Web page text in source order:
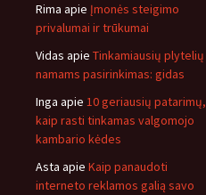
Rima apie Įmonės steigimo
privalumai ir trūkumai
Vidas apie Tinkamiausių plytelių
namams pasirinkimas: gidas
Inga apie 10 geriausių patarimų,
kaip rasti tinkamas valgomojo
kambario kėdes
Asta apie Kaip panaudoti
interneto reklamos galią savo